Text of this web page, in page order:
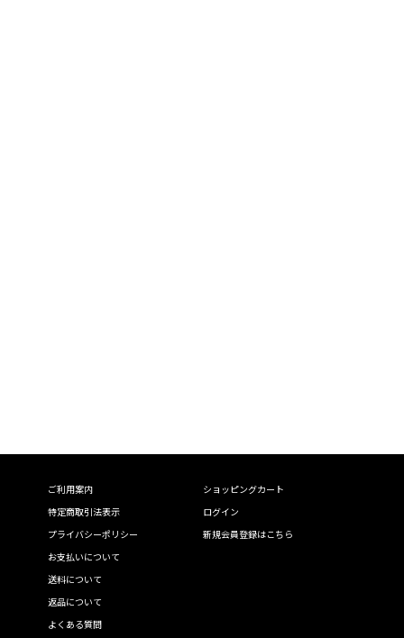
ご利用案内
特定商取引法表示
プライバシーポリシー
お支払いについて
送料について
返品について
よくある質問
ショッピングカート
ログイン
新規会員登録はこちら